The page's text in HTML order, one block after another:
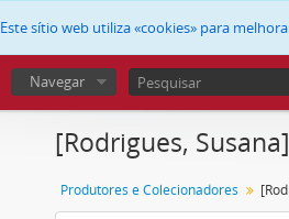
Este sítio web utiliza «cookies» para
Navegar
[Rodrigues, Susana]
Produtores e Colecionadores